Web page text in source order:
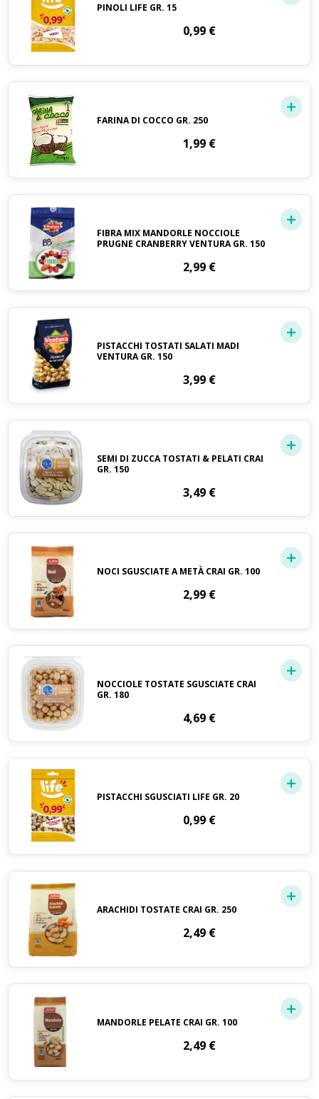
PINOLI LIFE GR. 15
0,99 €
FARINA DI COCCO GR. 250
1,99 €
FIBRA MIX MANDORLE NOCCIOLE
PRUGNE CRANBERRY VENTURA GR. 150
2,99 €
PISTACCHI TOSTATI SALATI MADI
VENTURA GR. 150
3,99 €
SEMI DI ZUCCA TOSTATI & PELATI CRAI
GR. 150
3,49 €
NOCI SGUSCIATE A METÀ CRAI GR. 100
2,99 €
NOCCIOLE TOSTATE SGUSCIATE CRAI
GR. 180
4,69 €
PISTACCHI SGUSCIATI LIFE GR. 20
0,99 €
ARACHIDI TOSTATE CRAI GR. 250
2,49 €
MANDORLE PELATE CRAI GR. 100
2,49 €